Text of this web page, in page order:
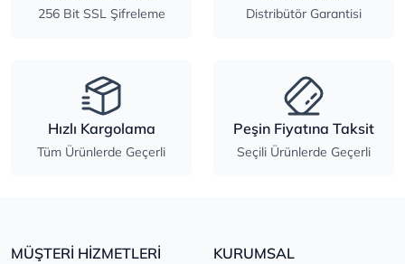
256 Bit SSL Şifreleme Distribütör Garantisi
Hızlı Kargolama
Tüm Ürünlerde Geçerli
Peşin Fiyatına Taksit
Seçili Ürünlerde Geçerli
MÜŞTERİ HİZMETLERİ KURUMSAL